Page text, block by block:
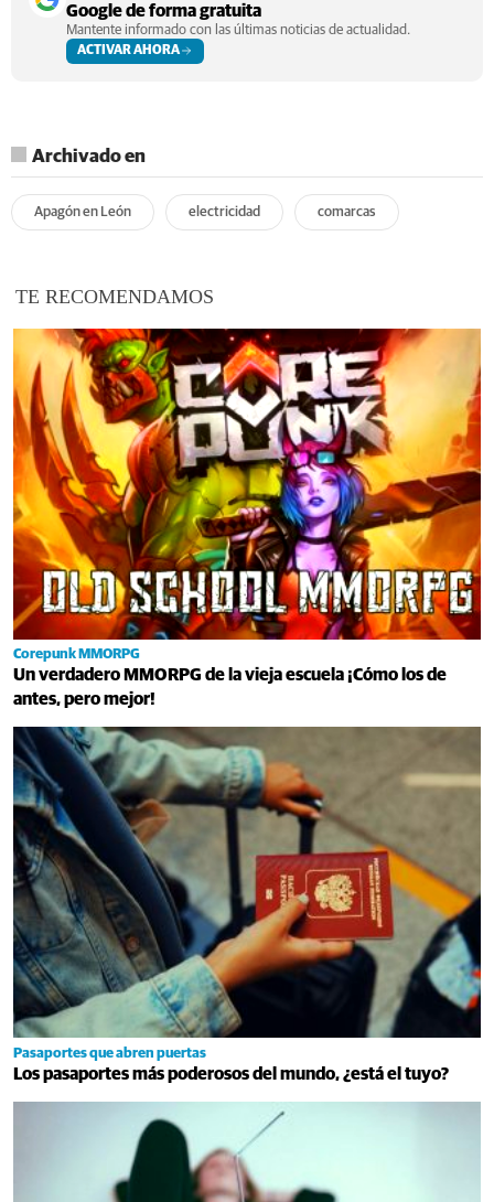
Google de forma gratuita
Mantente informado con las últimas noticias de actualidad.
ACTIVAR AHORA
Archivado en
Apagón en León electricidad comarcas
TE RECOMENDAMOS
Corepunk MMORPG
Un verdadero MMORPG de la vieja escuela ¡Cómo los de
antes, pero mejor!
Pasaportes que abren puertas
Los pasaportes más poderosos del mundo, ¿está el tuyo?